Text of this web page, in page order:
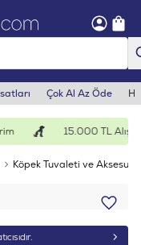
Çok Al Az Öde
15.000 TL
Köpek Tuvaleti ve